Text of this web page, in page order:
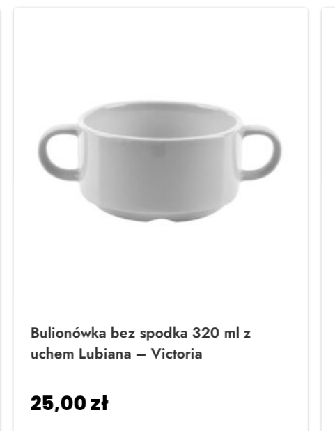
Bulionówka bez spodka 320 ml z
uchem Lubiana – Victoria
25,00zł